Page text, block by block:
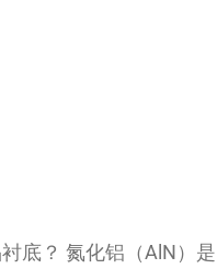
底？ 氮化铝（AlN）是